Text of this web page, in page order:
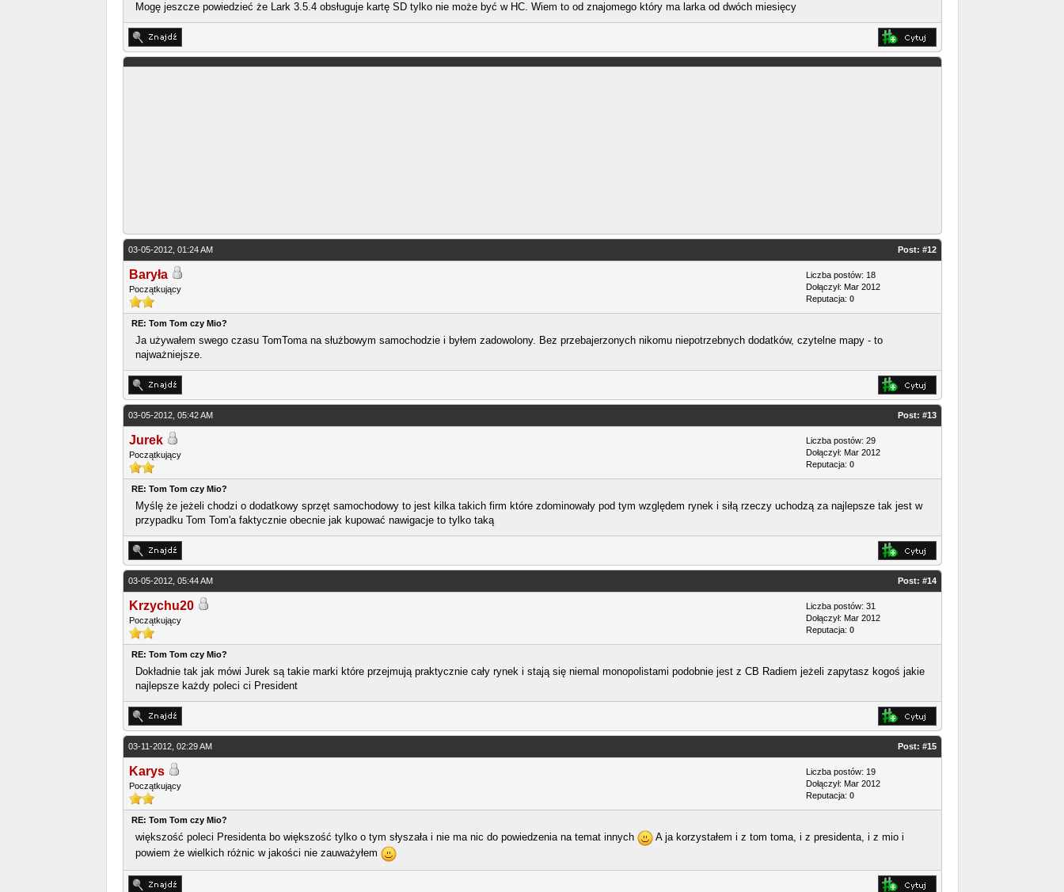
Mogę jeszcze powiedzieć że Lark 3.5.4 obsługuje kartę SD tylko nie może być w HC. Wiem to od znajomego który ma larka od dwóch miesięcy
03-05-2012, 01:24 AM Post: #12
Baryła
Początkujący
Liczba postów: 18
Dołączył: Mar 2012
Reputacja: 0
RE: Tom Tom czy Mio?
Ja używałem swego czasu TomToma na służbowym samochodzie i byłem zadowolony. Bez przebajerzonych nikomu niepotrzebnych dodatków, czytelne mapy - to
najważniejsze.
03-05-2012, 05:42 AM Post: #13
Jurek
Początkujący
Liczba postów: 29
Dołączył: Mar 2012
Reputacja: 0
RE: Tom Tom czy Mio?
Myślę że jeżeli chodzi o dodatkowy sprzęt samochodowy to jest kilka takich firm które zdominowały pod tym względem rynek i siłą rzeczy uchodzą za najlepsze tak jest w
przypadku Tom Tom'a faktycznie obecnie jak kupować nawigacje to tylko taką
03-05-2012, 05:44 AM Post: #14
Krzychu20
Początkujący
Liczba postów: 31
Dołączył: Mar 2012
Reputacja: 0
RE: Tom Tom czy Mio?
Dokładnie tak jak mówi Jurek są takie marki które przejmują praktycznie cały rynek i stają się niemal monopolistami podobnie jest z CB Radiem jeżeli zapytasz kogoś jakie
najlepsze każdy poleci ci President
03-11-2012, 02:29 AM Post: #15
Karys
Początkujący
Liczba postów: 19
Dołączył: Mar 2012
Reputacja: 0
RE: Tom Tom czy Mio?
większość poleci Presidenta bo większość tylko o tym słyszała i nie ma nic do powiedzenia na temat innych
A ja korzystałem i z tom toma, i z presidenta, i z mio i
powiem że wielkich różnic w jakości nie zauważyłem